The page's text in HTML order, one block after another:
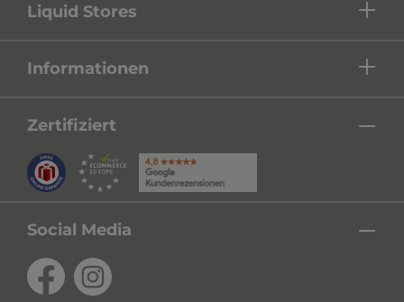
Liquid Stores
Informationen
Zertifiziert
Social Media